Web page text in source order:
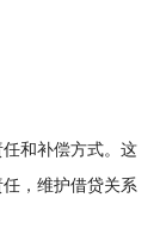
和补偿方式。这
，维护借贷关系